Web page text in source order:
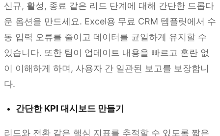
신규, 활성, 종료 같은 리드 단계에 대해 간단한 드롭다
운 옵션을 만드세요. Excel용 무료 CRM 템플릿에서 수
동 입력 오류를 줄이고 데이터를 균일하게 유지할 수
있습니다. 또한 팀이 업데이트 내용을 빠르고 혼란 없
이 이해하게 하며, 사용자 간 일관된 보고를 보장합니
다.
간단한 KPI 대시보드 만들기
리드와 전환 같은 핵심 지표를 추적할 수 있도록 짧은